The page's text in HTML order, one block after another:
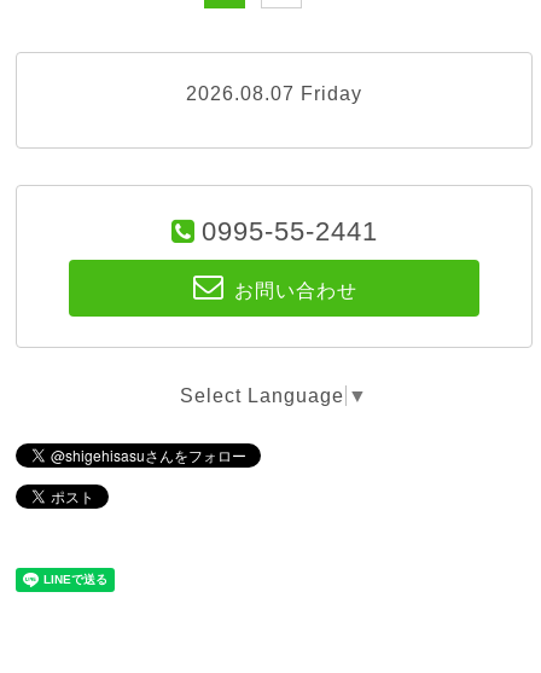
2026.08.07 Friday
0995-55-2441
お問い合わせ
Select Language ▼